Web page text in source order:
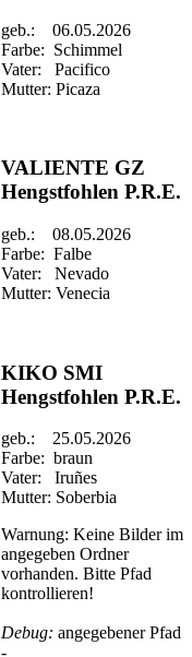
geb.: 06.05.2026
Farbe: Schimmel
Vater: Pacifico
Mutter: Picaza
VALIENTE GZ
Hengstfohlen P.R.E.
geb.: 08.05.2026
Farbe: Falbe
Vater: Nevado
Mutter: Venecia
KIKO SMI
Hengstfohlen P.R.E.
geb.: 25.05.2026
Farbe: braun
Vater: Iruñes
Mutter: Soberbia
Warnung: Keine Bilder im
angegeben Ordner
vorhanden. Bitte Pfad
kontrollieren!
Debug: angegebener Pfad
-